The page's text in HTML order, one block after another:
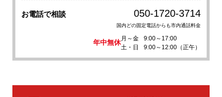
お電話で相談 050-1720-3714
国内どの固定電話からも市内通話料金
年中無休
月～金
9:00～17:00
土・日
9:00～12:00（正午）